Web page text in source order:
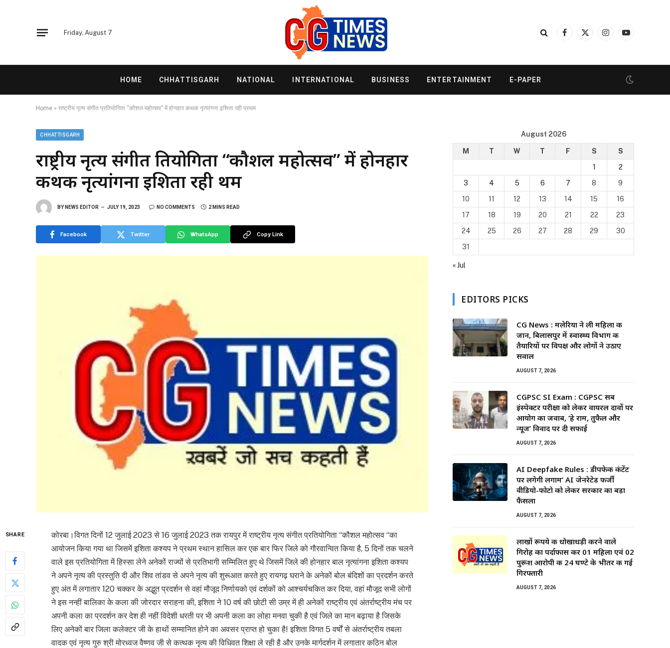
Friday, August 7
Facebook
X
InstagramYouTube
HOME CHHATTISGARH NATIONAL INTERNATIONAL BUSINESS ENTERTAINMENT E-PAPER
Home » राष्ट्रीय नृत्य संगीत प्रतियोगिता “कौशल महोत्सव” में होनहार कथक नृत्यांगना इशिता रही प्रथम
CHHATTISGARH
राष्ट्रीय नृत्य संगीत प्रतियोगिता “कौशल महोत्सव” में होनहार
कथक नृत्यांगना इशिता रही प्रथम
BY NEWS EDITOR JULY 19, 2023 NO COMMENTS 2 MINS READ
Facebook Twitter WhatsApp Copy Link
SHARE
कोरबा।विगत दिनों 12 जुलाई 2023 से 16 जुलाई 2023 तक रायपुर में राष्ट्रीय नृत्य संगीत प्रतियोगिता “कौशल महोत्सव “का
आयोजन किया गया था जिसमें इशिता कश्यप ने प्रथम स्थान हासिल कर एक बार फिर जिले को गौरवान्वित किया है, 5 दिनों तक चलने
वाले इस प्रतियोगिता में हिस्सा लेने अनेकों राज्यों से प्रतिभागी सम्मिलित हुए थे जिसमें जिले की होनहार बाल नृत्यांगना इशिता कश्यप
ने अपने नृत्य की प्रस्तुति दी और शिव तांडव से अपने नृत्य की शुरूआत करते हुए रायगढ़ घराने के अनेकों बोल बंदिशों का प्रदर्शन करते
हुए अंत में लगातार 120 चक्कर के अद्भुत प्रदर्शन से वहां मौजूद निर्णायको एवं दर्शकों को आश्चर्यचकित कर दिया, वहां मौजूद सभी लोगों
ने इस नन्हीं बालिका के कला की जोरदार सराहना की, इशिता ने 10 वर्ष की छोटी सी उम्र में ही अनेकों राष्ट्रीय एवं अंतर्राष्ट्रीय मंच पर
अपनी कला का प्रदर्शन कर देश ही नहीं विदेशी धरती पर भी अपनी कला का लोहा मनवा चुकी है एवं जिले का मान बढ़ाया है जिसके
लिए अनेकों बार जिला कलेक्टर जी के हाथों सम्मानित होने का अवसर प्राप्त हो चुका है! इशिता विगत 5 वर्षों से अंतर्राष्ट्रीय तबला
वादक एवं नृत्य गुरु श्री मोरध्वज वैष्णव जी से कत्थक नृत्य की विधिवत शिक्षा ले रही है और उनके मार्गदर्शन में लगातार कठिन बोल
August 2026
M T W T F S
S
1
2
3
4 5 6 7 8
9
10
11 12 13 14 15
16
17
18 19 20 21 22
23
24
25 26 27 28 29
30
31
« Jul
EDITORS PICKS
CG News : मलेरिया ने ली महिला की
जान, बिलासपुर में स्वास्थ्य विभाग की
तैयारियों पर विपक्ष और लोगों ने उठाए
सवाल
AUGUST 7, 2026
CGPSC SI Exam : CGPSC सब
इंस्पेक्टर परीक्षा को लेकर वायरल दावों पर
आयोग का जवाब, ‘हे राम, तुफैल और
न्यूज’ विवाद पर दी सफाई
AUGUST 7, 2026
AI Deepfake Rules : डीपफेक कंटेंट
पर लगेगी लगाम’ AI जेनरेटेड फर्जी
वीडियो-फोटो को लेकर सरकार का बड़ा
फैसला
AUGUST 7, 2026
लाखों रूपये की धोखाधड़ी करने वाले
गिरोह का पर्दाफास कर 01 महिला एवं 02
पुरूश आरोपी की 24 घण्टे के भीतर की गई
गिरफ्तारी
AUGUST 7, 2026